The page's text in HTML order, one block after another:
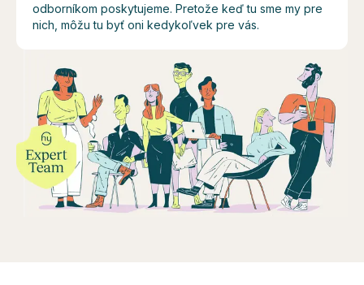
odborníkom poskytujeme. Pretože keď tu sme my pre
nich, môžu tu byť oni kedykoľvek pre vás.